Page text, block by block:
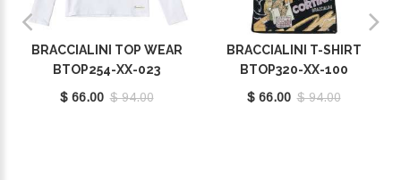
BRACCIALINI TOP WEAR
BTOP254-XX-023
$ 66.00 $ 94.00
BRACCIALINI T-SHIRT
BTOP320-XX-100
$ 66.00 $ 94.00